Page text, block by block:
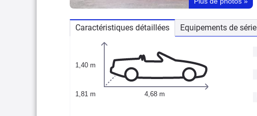
Caractéristiques détaillées Equipements de série
1,40 m
1,81 m 4,68 m